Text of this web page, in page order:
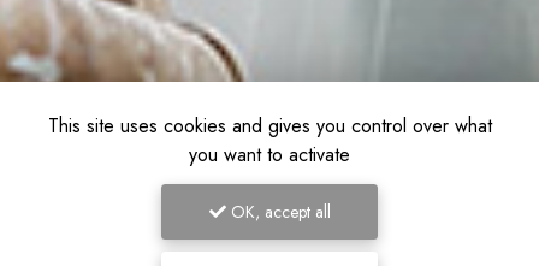
This site uses cookies and gives you control over what
you want to activate
OK, accept all